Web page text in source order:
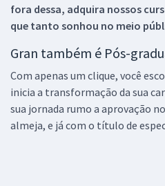
fora dessa, adquira nossos
que tanto sonhou no meio
Gran também é Pós-
Com apenas um clique, você
inicia a transformação da sua
sua jornada rumo a aprovação
almeja, e já com o título de